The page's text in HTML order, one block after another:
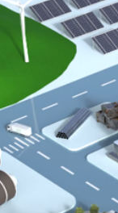
餐飲服務系統
大代表團考察
鮑威爾到頻繁